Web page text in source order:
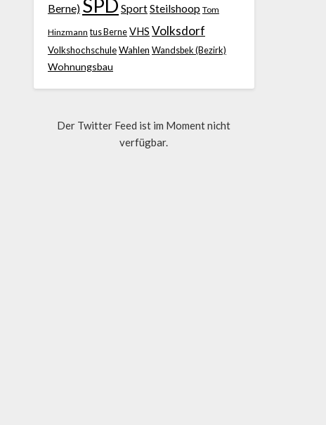
Berne) SPD SportSteilshoop Tom
Hinzmann tus Berne VHS Volksdorf
VolkshochschuleWahlen Wandsbek (Bezirk)
Wohnungsbau
Der Twitter Feed ist im Moment nicht
verfügbar.